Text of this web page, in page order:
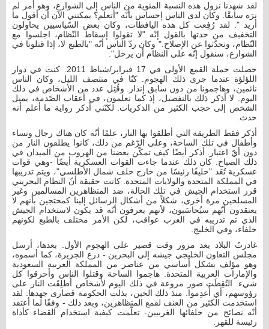
لقد شهدنا نزول هذه النسبة المئوية من الناس إلى الشوارع، وهو أمر لم
نرَه سابقًا. وكان لدى الناس إحساس بأنّه "أتعلم؟ يمكنني الآن أن أقول ما
أريد ". لقد رُفِعت كل هذه اليافطات، وكان بعض السّياسيين يحاولون
التخفيف من حدتها بالقول إنّه "لا تقولوا إسقاط النّظام، اجلسوا مع
النّظام، وتحدّثوا عن الإصلاح." وكان ردّ الناس أنّه "بالطبع لا، إذا قتلونا في
الشوارع، سنقول إنّه على النظام أن يرحل".
حصلت حملة القمع الأولى في 17 فبراير/شباط 2011. كنت في دوار
اللؤلؤة عندما جرى ذلك الهجوم. كنّا في منتصف الليل، وكان الناس
نائمين، وهاجمونا من دون سابق إنذار. وقُتِل عدد من الأشخاص في ذلك
اليوم. لا أذكر ذلك بالتفصيل، إذ كما تعلمون، في أعقاب الصّدمة، يميل
الشخص إلى حجب الكثير من الذكريات. لكنّني أذكر رواية ما أعلم أنه
حدث.
أذكر فقط الطريقة التي أطلقوا بها النار، علمًا أنّه كان هناك رجال ونساء
وأطفال في تلك الساحة، وعلى الرّغم من ذلك، كانوا يطلقون النار من
دون أيّ اعتبار. أذكر أيضًا كيف تمكّن بعضنا من الهروب من الميدان في
ذلك الصباح. كان ذلك عندما جاءت القوات العسكرية أيضًا -وهي قوات
عسكرية تُعَد "حليفًا رئيسًا من خارج حلف شمال الأطلسي"، ويتم تدريبها
في المملكة المتحدة والولايات المتحدة. كانت حقيقة أنّ النظام البحريني
قرر استخدام الجيش في تلك الحالة، ضد المتظاهرين المسالمين وغير
المسلحين مرة أخرى، شكلاً من أشكال الرسائل إلينا كمحتجين بأنهم لا
يعتقدون أنّهم سيُحاسَبون، لأنهم يعرفون أنّه قد يكون لاستخدام الجيش
الذي تم تدريبه في الغرب عواقب، لكن الأمر مختلف بالطبع لكونهم
حلفاء، وفي الخليج.
غادرتُ البلاد بعد مرور وقت قصير على الهجوم الأول. بعدها، أرسل
مجلس التعاون الخليجي جيشه إلى البحرين - درع الجزيرة، كما أسموه،
وهو مؤلف بشكل أساسي من عناصر من المملكة العربية السعودية
والإمارات العربية المتحدة. هاجموا الساحة وقتلوا الناس وأحرقوا كل
شيء. التُقِطَت صور مروعة في ذلك اليوم لأشخاص أُطلِقَت النار على
رؤوسهم، أي أُعدِموا. منذ ذلك الحين، بذلت الحكومة قصارى جهدها: لقد
استخدمت الكثير من العنف لقمع المتظاهرين، وبعد ذلك - وفقًا لما أعتقد
أنّه نصائح من حلفائها الغربيين- تعلّمت كيفية استخدام القضاء كأداة
رئيسة للقهر.